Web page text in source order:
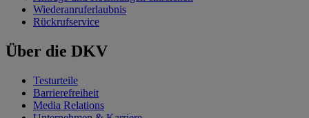
Wiederanruferlaubnis
Rückrufservice
Über die DKV
Testurteile
Barrierefreiheit
Media Relations